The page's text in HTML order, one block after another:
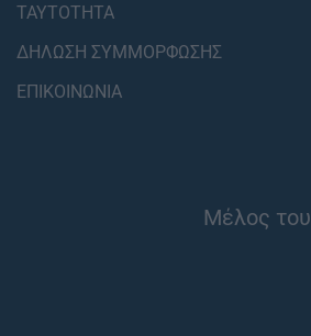
ΤΑΥΤΟΤΗΤΑ
ΔΗΛΩΣΗ ΣΥΜΜΟΡΦΩΣΗΣ
ΕΠΙΚΟΙΝΩΝΙΑ
Μέλος του